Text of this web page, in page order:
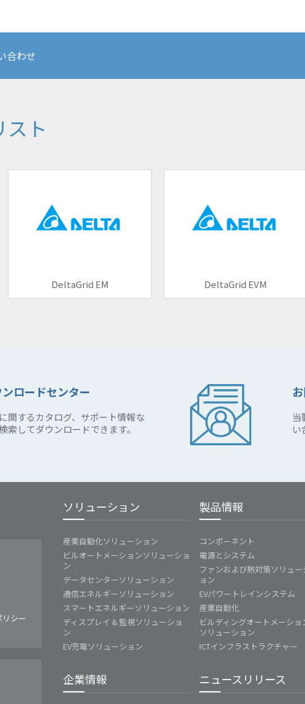
合わせ
スト
DeltaGrid EM DeltaGrid EVM
ロードセンター
関するカタログ、サポート情報な
索してダウンロードできます。
当
い
シー
ソリューション
産業自動化ソリューション
ビルオートメーションソリューショ
ン
データセンターソリューション
通信エネルギーソリューション
スマートエネルギーソリューション
ディスプレイ & 監視ソリューショ
ン
EV充電ソリューション
製品情報
コンポーネント
電源とシステム
ファンおよび熱対策ソリュー
ョン
EVパワートレインシステム
産業自動化
ビルディングオートメーショ
ソリューション
ICTインフラストラクチャー
企業情報 ニュースリリース